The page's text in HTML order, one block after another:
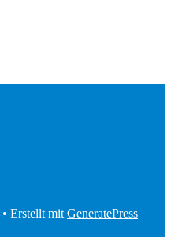
• Erstellt mitGeneratePress